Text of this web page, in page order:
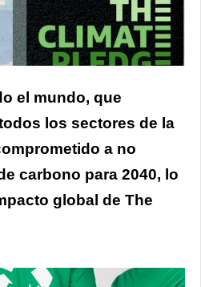
el mundo, que
los sectores de la
a no
carbono para 2040, lo
global de The